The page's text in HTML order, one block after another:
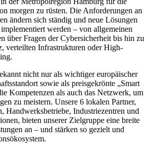
morgen zu rüsten. Die Anforderungen an
ändern sich ständig und neue Lösungen
werden – von allgemeinen
über Fragen der Cybersicherheit bis hin zu
verteilten Infrastrukturen oder High-
nicht nur als wichtiger europäischer
sowie als preisgekrönte „Smart
Kompetenzen als auch das Netzwerk, um
zu meistern. Unsere 6 lokalen Partner,
Handwerksbetriebe, Industriezentren und
bieten unserer Zielgruppe eine breite
an – und stärken so gezielt und